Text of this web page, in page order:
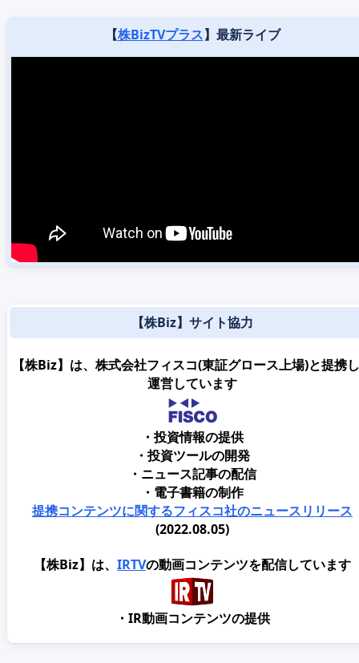
【株BizTVプラス】最新ライブ
【株Biz】サイト協力
【株Biz】は、株式会社フィスコ(東証グロース上場)と提携
運営しています
・投資情報の提供
・投資ツールの開発
・ニュース記事の配信
・電子書籍の制作
提携コンテンツに関するフィスコ社のニュースリリース
(2022.08.05)
【株Biz】は、 IRTVの動画コンテンツを配信しています
・IR動画コンテンツの提供